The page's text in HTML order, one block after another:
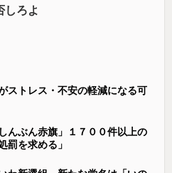
しろよ
ストレス・不安の軽減になる可
んぶん赤旗」１７００件以上の
を求める」